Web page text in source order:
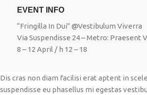
EVENT INFO
“Fringilla In Dui” @Vestibulum Viverra
Via Suspendisse 24 – Metro: Praesent
8 – 12 April / h 12 – 18
Dis cras non diam facilisi erat aptent in
suspendisse eu phasellus mi egestas